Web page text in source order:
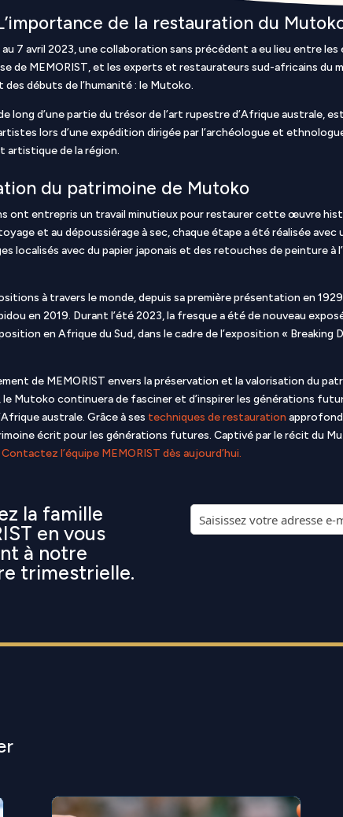
de la restauration du
au 7 avril 2023, une collaboration sans précédent a eu lieu entre
de MEMORIST, et les experts et restaurateurs sud-africains du
débuts de l’humanité : le Mutoko.
long d’une partie du trésor de l’art rupestre d’Afrique australe,
lors d’une expédition dirigée par l’archéologue et
artistique de la région.
du patrimoine de Mutoko
ont entrepris un travail minutieux pour restaurer cette œuvre
et au dépoussiérage à sec, chaque étape a été réalisée
localisés avec du papier japonais et des retouches de peinture
à travers le monde, depuis sa première présentation en
en 2019. Durant l’été 2023, la fresque a été de nouveau
en Afrique du Sud, dans le cadre de l’exposition « Breaking
de MEMORIST envers la préservation et la valorisation du
Mutoko continuera de fasciner et d’inspirer les générations
australe. Grâce à ses techniques de restauration
écrit pour les générations futures. Captivé par le récit du
Contactez l’équipe MEMORIST dès aujourd’hui.
la famille
en vous
à notre
trimestrielle.